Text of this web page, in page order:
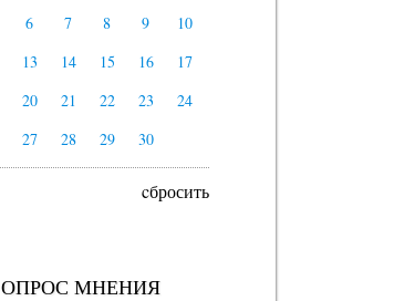
6 7 8 9
10
13 14 15 16
17
20 21 22 23
24
27 28 29 30
cбросить
ОПРОС МНЕНИЯ